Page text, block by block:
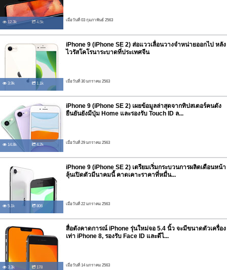
12.3k 4.5k เมื่อวันที่ 03 กุมภาพันธ์ 2563
3.9k 1.1k
iPhone 9 (iPhone SE 2) ส่อแววเลื่อนวางจำหน่ายออกไป หลัง
ไวรัสโคโรนาระบาดที่ประเทศจีน
เมื่อวันที่ 30 มกราคม 2563
14.8k 4.2k
iPhone 9 (iPhone SE 2) เผยข้อมูลล่าสุดจากทิปสเตอร์คนดัง
ยืนยันยังมีปุ่ม Home และรองรับ Touch ID ล...
เมื่อวันที่ 29 มกราคม 2563
5.1k 806
iPhone 9 (iPhone SE 2) เตรียมเริ่มกระบวนการผลิตเดือนหน้า
ลุ้นเปิดตัวมีนาคมนี้ คาดเคาะราคาที่หมื่น...
เมื่อวันที่ 22 มกราคม 2563
3.3k 178
สื่อดังคาดการณ์ iPhone รุ่นใหม่จอ 5.4 นิ้ว จะมีขนาดตัวเครื่อง
เท่า iPhone 8, รองรับ Face ID และดีไ...
เมื่อวันที่ 14 มกราคม 2563